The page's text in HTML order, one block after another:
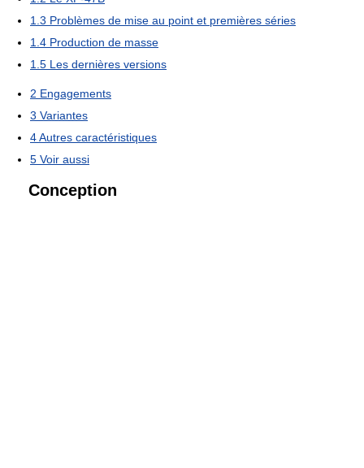
1.3 Problèmes de mise au point et premières séries
1.4 Production de masse
1.5 Les dernières versions
2 Engagements
3 Variantes
4Autres caractéristiques
5 Voir aussi
Conception